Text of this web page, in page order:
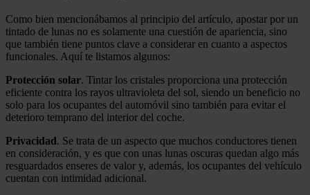
Como bien mencionábamos al principio del artículo, apostar por un
tintado de lunas no es solamente una cuestión de apariencia, sino
que también tiene puntos clave a considerar en cuanto a aspectos
funcionales. Aquí te listamos algunos:
Protección solar. Tintar los cristales proporciona una protección
eficiente contra los rayos ultravioleta del sol, siendo un beneficio no
solo para los ocupantes del automóvil sino también para evitar el
deterioro temprano del interior del coche.
Privacidad. Se trata de un aspecto que muchos conductores tienen
en consideración, y es que con unas lunas oscuras quedan algo más
resguardados enseres de valor y, además, los ocupantes del vehículo
cuentan con intimidad adicional.